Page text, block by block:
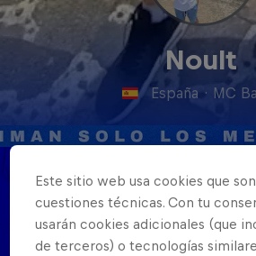
Noult
España · MC
Nacionalidad
España
Disciplinas
Este sitio web usa cookies que
cuestiones técnicas. Con tu
usarán cookies adicionales (que
de terceros) o tecnologías